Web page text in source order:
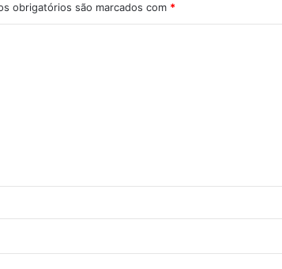
obrigatórios são marcados com *